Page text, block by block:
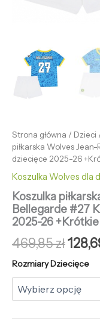
Strona główna / Dzieci
piłkarska Wolves
dziecięce 2025-26
Koszulka Wolves dla
Koszulka
Bellegarde #27
2025-26
469,85zł
Rozmiary Dziecięce